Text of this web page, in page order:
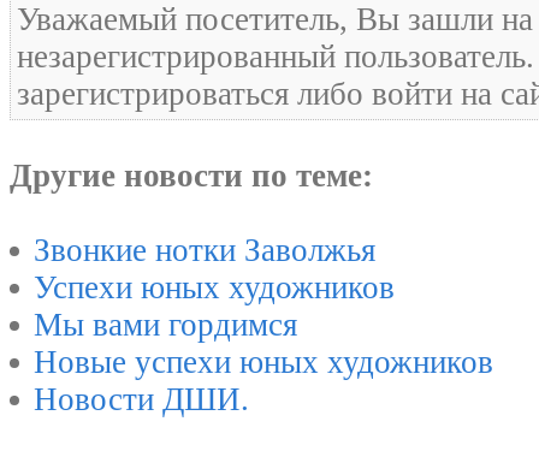
Уважаемый посетитель, Вы зашли на
незарегистрированный
зарегистрироваться либо войти на
Другие новости по теме:
Звонкие нотки Заволжья
Успехи юных художников
Мы вами гордимся
Новые успехи юных художников
Новости ДШИ.